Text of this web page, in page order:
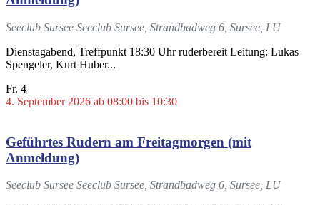
Seeclub Sursee Seeclub Sursee, Strandbadweg 6, Sursee, LU
Dienstagabend, Treffpunkt 18:30 Uhr ruderbereit Leitung: Lukas
Spengeler, Kurt Huber...
Fr. 4
4. September 2026 ab 08:00 bis 10:30
Geführtes Rudern am Freitagmorgen (mit
Anmeldung)
Seeclub Sursee Seeclub Sursee, Strandbadweg 6, Sursee, LU